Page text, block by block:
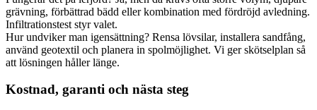
grävning, förbättrad bädd eller kombination med fördröjd avledning.
Infiltrationstest styr valet.
Hur undviker man igensättning? Rensa lövsilar, installera sandfång,
använd geotextil och planera in spolmöjlighet. Vi ger skötselplan så
att lösningen håller länge.
Kostnad, garanti och nästa steg